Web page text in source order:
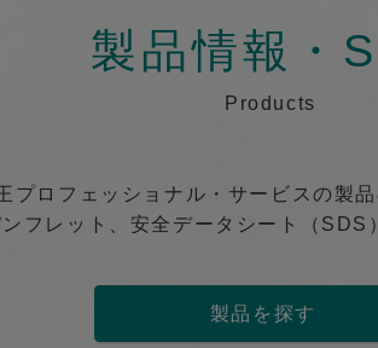
製品情報・
Products
プロフェッショナル・サービスの製品
フレット、安全データシート（SDS
製品を探す